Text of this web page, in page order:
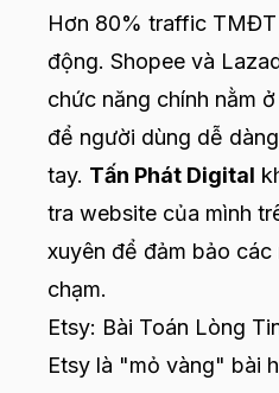
Hơn 80% traffic
động. Shopee và
chức năng chính nằm
để người dùng dễ
tay. Tấn Phát Digital
tra website của mình
xuyên để đảm bảo
chạm.
Etsy: Bài Toán Lòng
Etsy là "mỏ vàng" bài